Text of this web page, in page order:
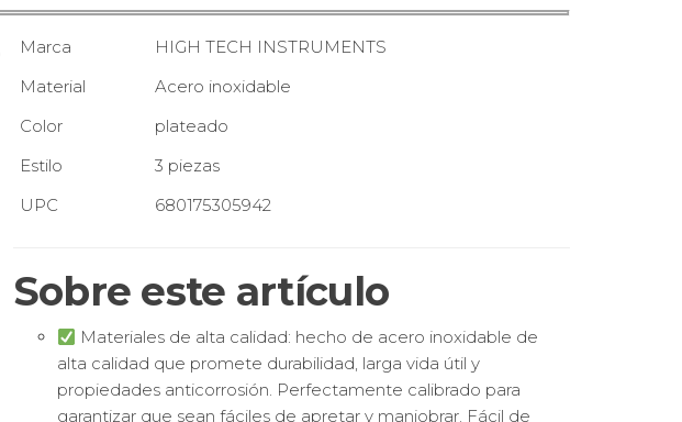
Marca
HIGH TECH INSTRUMENTS
Material
Acero inoxidable
Color
plateado
Estilo
3 piezas
UPC
680175305942
Sobre este artículo
Materiales de alta calidad: hecho de acero inoxidable de
alta calidad que promete durabilidad, larga vida útil y
propiedades anticorrosión. Perfectamente calibrado para
garantizar que sean fáciles de apretar y maniobrar. Fácil de